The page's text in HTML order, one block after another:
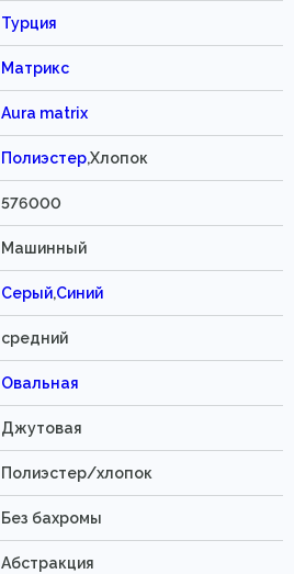
Турция
Матрикс
Aura matrix
Полиэстер,Хлопок
576000
Машинный
Серый,Синий
средний
Овальная
Джутовая
Полиэстер/хлопок
Без бахромы
Абстракция